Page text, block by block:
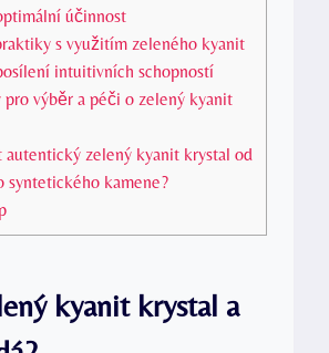
účinnost
s využitím zeleného kyanit
intuitivních schopností
výběr a péči o zelený kyanit
autentický zelený kyanit krystal od
syntetického kamene?
kyanit krystal a